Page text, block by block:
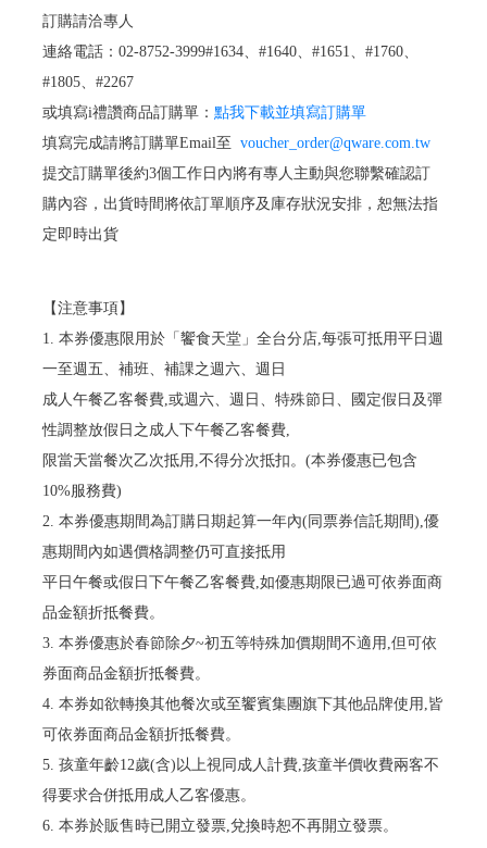
訂購請洽專人
連絡電話：02-8752-3999#1634、#1640、#1651、#1760、
#1805、#2267
或填寫i禮讚商品訂購單： 點我下載並填寫訂購單
填寫完成請將訂購單Email至 voucher_order@qware.com.tw
提交訂購單後約3個工作日內將有專人主動與您聯繫確認訂
購內容，出貨時間將依訂單順序及庫存狀況安排，恕無法指
定即時出貨
【注意事項】
1. 本券優惠限用於「饗食天堂」全台分店,每張可抵用平日週
一至週五、補班、補課之週六、週日
成人午餐乙客餐費,或週六、週日、特殊節日、國定假日及彈
性調整放假日之成人下午餐乙客餐費,
限當天當餐次乙次抵用,不得分次抵扣。(本券優惠已包含
10%服務費)
2. 本券優惠期間為訂購日期起算一年內(同票券信託期間),優
惠期間內如遇價格調整仍可直接抵用
平日午餐或假日下午餐乙客餐費,如優惠期限已過可依券面商
品金額折抵餐費。
3. 本券優惠於春節除夕~初五等特殊加價期間不適用,但可依
券面商品金額折抵餐費。
4. 本券如欲轉換其他餐次或至饗賓集團旗下其他品牌使用,皆
可依券面商品金額折抵餐費。
5. 孩童年齡12歲(含)以上視同成人計費,孩童半價收費兩客不
得要求合併抵用成人乙客優惠。
6. 本券於販售時已開立發票,兌換時恕不再開立發票。